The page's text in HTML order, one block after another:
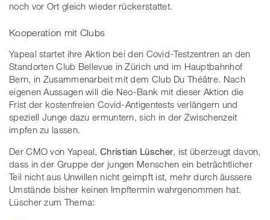
noch vor Ort gleich wieder rückerstattet.
Kooperation mit Clubs
Yapeal startet ihre Aktion bei den Covid-Testzentren an den
Standorten Club Bellevue in Zürich und im Hauptbahnhof
Bern, in Zusammenarbeit mit dem Club Du Théâtre. Nach
eigenen Aussagen will die Neo-Bank mit dieser Aktion die
Frist der kostenfreien Covid-Antigentests verlängern und
speziell Junge dazu ermuntern, sich in der Zwischenzeit
impfen zu lassen.
Der CMO von Yapeal, Christian Lüscher, ist überzeugt davon,
dass in der Gruppe der jungen Menschen ein beträchtlicher
Teil nicht aus Unwillen nicht geimpft ist, mehr durch äussere
Umstände bisher keinen Impftermin wahrgenommen hat.
Lüscher zum Thema: